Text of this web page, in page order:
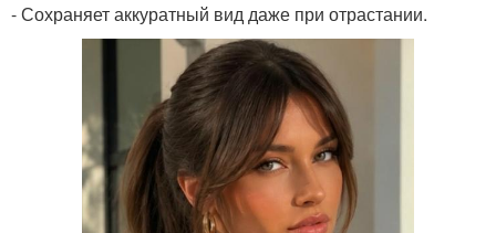
- Сохраняет аккуратный вид даже при отрастании.